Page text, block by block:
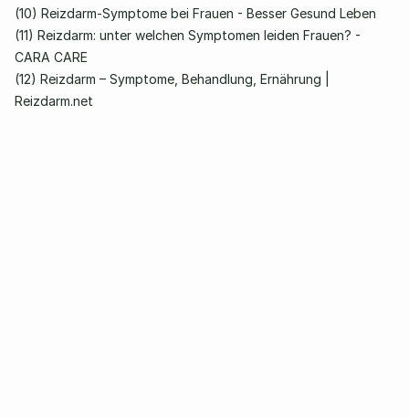
(10) Reizdarm-Symptome bei Frauen - Besser Gesund Leben
(11) Reizdarm: unter welchen Symptomen leiden Frauen? -
CARA CARE
(12) Reizdarm – Symptome, Behandlung, Ernährung |
Reizdarm.net